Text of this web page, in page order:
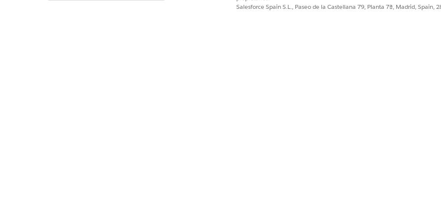
Salesforce Spain S.L., Paseo de la Castellana 79, Planta 7ª, Madrid, Spain,